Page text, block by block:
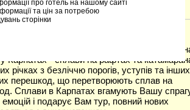
про готель на нашому сайті
та цін за потребою
сторінки
курорти
любителів екстремального відпочинку
Карпатах - сплави на рафтах та
річках з безліччю порогів, уступів та інших
перешкод, що перетворюють сплав на
Сплави в Карпатах вгамують Вашу
емоцій і подарує Вам тур, повний нових